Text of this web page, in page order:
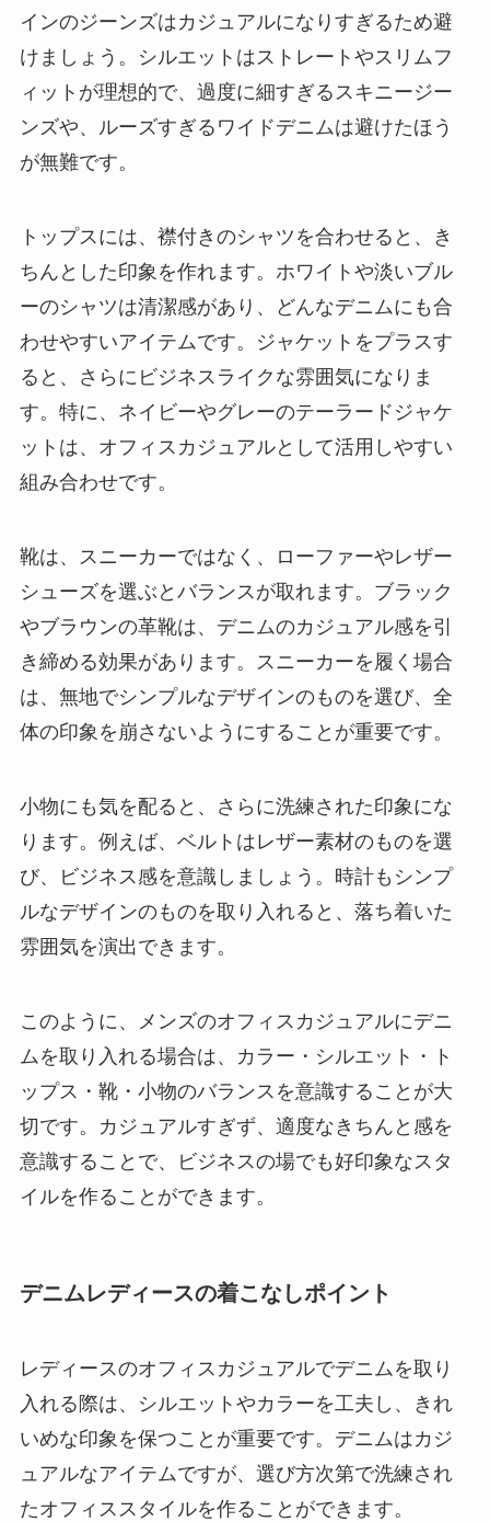
インのジーンズはカジュアルになりすぎるため避
けましょう。シルエットはストレートやスリムフ
ィットが理想的で、過度に細すぎるスキニージー
ンズや、ルーズすぎるワイドデニムは避けたほう
が無難です。
トップスには、襟付きのシャツを合わせると、き
ちんとした印象を作れます。ホワイトや淡いブル
ーのシャツは清潔感があり、どんなデニムにも合
わせやすいアイテムです。ジャケットをプラスす
ると、さらにビジネスライクな雰囲気になりま
す。特に、ネイビーやグレーのテーラードジャケ
ットは、オフィスカジュアルとして活用しやすい
組み合わせです。
靴は、スニーカーではなく、ローファーやレザー
シューズを選ぶとバランスが取れます。ブラック
やブラウンの革靴は、デニムのカジュアル感を引
き締める効果があります。スニーカーを履く場合
は、無地でシンプルなデザインのものを選び、全
体の印象を崩さないようにすることが重要です。
小物にも気を配ると、さらに洗練された印象にな
ります。例えば、ベルトはレザー素材のものを選
び、ビジネス感を意識しましょう。時計もシンプ
ルなデザインのものを取り入れると、落ち着いた
雰囲気を演出できます。
このように、メンズのオフィスカジュアルにデニ
ムを取り入れる場合は、カラー・シルエット・ト
ップス・靴・小物のバランスを意識することが大
切です。カジュアルすぎず、適度なきちんと感を
意識することで、ビジネスの場でも好印象なスタ
イルを作ることができます。
デニムレディースの着こなしポイント
レディースのオフィスカジュアルでデニムを取り
入れる際は、シルエットやカラーを工夫し、きれ
いめな印象を保つことが重要です。デニムはカジ
ュアルなアイテムですが、選び方次第で洗練され
たオフィススタイルを作ることができます。